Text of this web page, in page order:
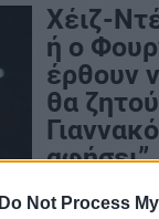
Do Not Process
Χέιζ-
ή ο
έρθουν
θα
αφήσει”
03/JUL/26 12:22